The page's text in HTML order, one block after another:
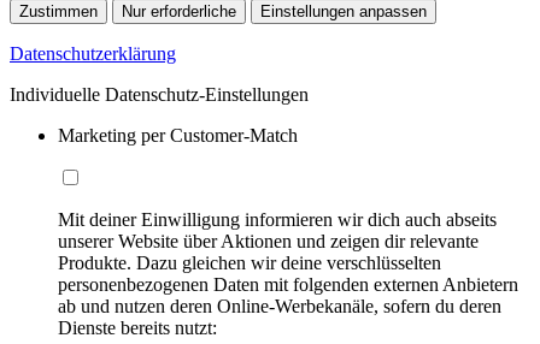
Zustimmen Nur erforderliche Einstellungen anpassen
Datenschutzerklärung
Individuelle Datenschutz-Einstellungen
Marketing per Customer-Match
Mit deiner Einwilligung informieren wir dich auch abseits
unserer Website über Aktionen und zeigen dir relevante
Produkte. Dazu gleichen wir deine verschlüsselten
personenbezogenen Daten mit folgenden externen Anbietern
ab und nutzen deren Online-Werbekanäle, sofern du deren
Dienste bereits nutzt: